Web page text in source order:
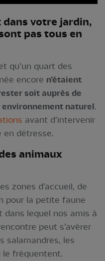
dans votre jardin,
pas tous en
qu’un quart des
encore n’étaient
soit auprès de
naturel.
avant d’intervenir
en détresse.
animaux
zones d’accueil, de
pour la petite faune
dans lequel nos amis à
peut s’avérer
salamandres, les
le fréquentent.